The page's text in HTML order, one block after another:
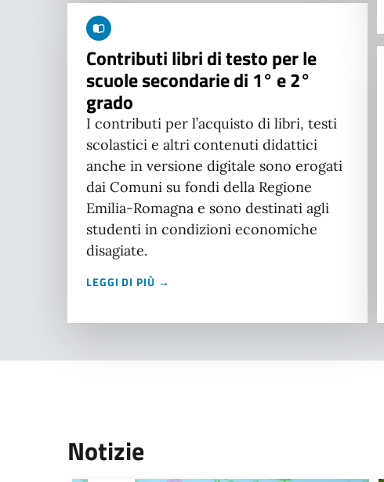
Contributi libri di testo per le
scuole secondarie di 1° e 2°
grado
I contributi per l’acquisto di libri, testi
scolastici e altri contenuti didattici
anche in versione digitale sono erogati
dai Comuni su fondi della Regione
Emilia-Romagna e sono destinati agli
studenti in condizioni economiche
disagiate.
LEGGI DI PIÙ →
Notizie